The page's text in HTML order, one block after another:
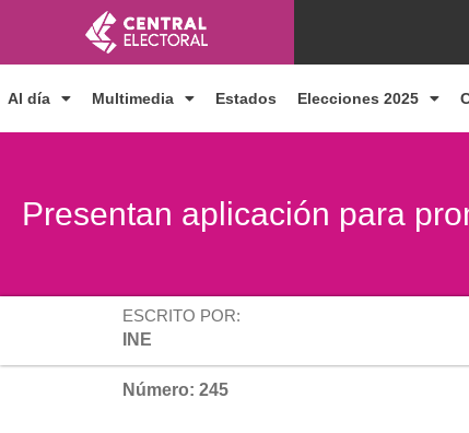
contenido
Al día Multimedia Estados Elecciones 2025
Presentan aplicación para
ESCRITO POR:
INE
Número: 245